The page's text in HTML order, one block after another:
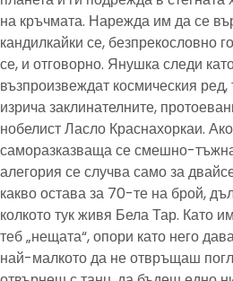
на кръчмата. Нарежда им да се
кандилкайки се, безпрекословно
се, и отговорно. Янушка следи
възпроизвеждат космическия
изрича заклинателните,
нобелист Ласло Краснахоркаи.
саморазказваща се смешно-
алегория се случва само за
какво остава за 70-те на брой,
колкото тук живя Бела Тар. Като
теб „нещата“, опори като него
най-малкото да не отвръщаш